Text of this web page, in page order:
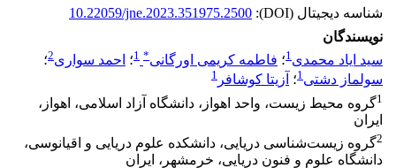
شناسه دیجیتال (DOI):
10.22059/jne.2023.351975.2500
نویسندگان
سید ایاد محمدی1؛ فاطمه کریمی اورگانی*
1؛ احمد سواری2؛
سولماز دشتی1؛ آزیتا کوشافر 1
1گروه محیط زیست، واحد اهواز، دانشگاه آزاد اسلامی، اهواز،
ایران
2گروه زیست‌شناسی دریایی، دانشکده علوم دریایی و اقیانوسی،
دانشگاه علوم و فنون دریایی، خرمشهر، ایران